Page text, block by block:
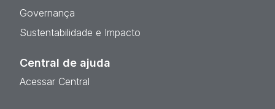
Governança
Sustentabilidade e Impacto
Central de ajuda
Acessar Central